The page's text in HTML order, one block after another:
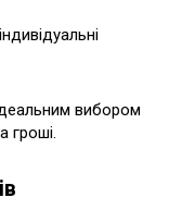
вибором
гроші.